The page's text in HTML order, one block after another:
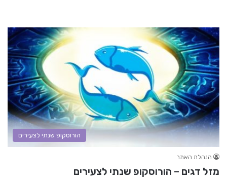
הורוסקופ שנתי לצעירים
הנהלת האתר
מזל דגים – הורוסקופ שנתי לצעירים